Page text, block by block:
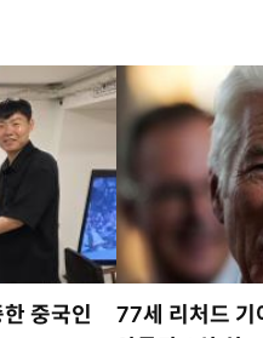
한 중국인
77세 리처드